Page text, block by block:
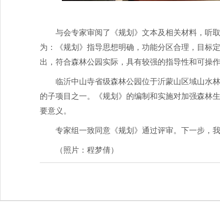
与会专家审阅了《规划》文本及相关材料，听
为：《规划》指导思想明确，功能分区合理，目标
出，符合森林公园实际，具有较强的指导性和可操
临沂中山寺省级森林公园位于沂蒙山区域山水
的子项目之一。《规划》的编制和实施对加强森林
要意义。
专家组一致同意《规划》通过评审。下一步，
（照片：程梦倩）